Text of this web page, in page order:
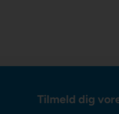
Tilmeld dig